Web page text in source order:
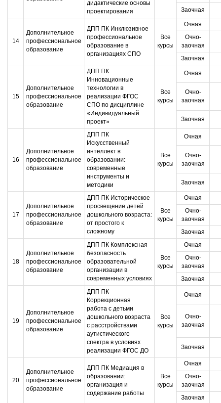
дидактические основы
проектирования
Заочная
14
Дополнительное
профессиональное
образование
ДПП ПК Инклюзивное
профессиональное
образование в
организациях СПО
Все
курсы
Очная
Очно-
заочная
Заочная
15
Дополнительное
профессиональное
образование
ДПП ПК
Инновационные
технологии в
реализации ФГОС
СПО по дисциплине
«Индивидуальный
проект»
Все
курсы
Очная
Очно-
заочная
Заочная
16
Дополнительное
профессиональное
образование
ДПП ПК
Искусственный
интеллект в
образовании:
современные
инструменты и
методики
Все
курсы
Очная
Очно-
заочная
Заочная
17
Дополнительное
профессиональное
образование
ДПП ПК Историческое
просвещение детей
дошкольного возраста:
от простого к
сложному
Все
курсы
Очная
Очно-
заочная
Заочная
18
Дополнительное
профессиональное
образование
ДПП ПК Комплексная
безопасность
образовательной
организации в
современных условиях
Все
курсы
Очная
Очно-
заочная
Заочная
19
Дополнительное
профессиональное
образование
ДПП ПК
Коррекционная
работа с детьми
дошкольного возраста
с расстройствами
аутистического
спектра в условиях
реализации ФГОС ДО
Все
курсы
Очная
Очно-
заочная
Заочная
20
Дополнительное
профессиональное
образование
ДПП ПК Медиация в
образовании:
организация и
содержание работы
Все
курсы
Очная
Очно-
заочная
Заочная